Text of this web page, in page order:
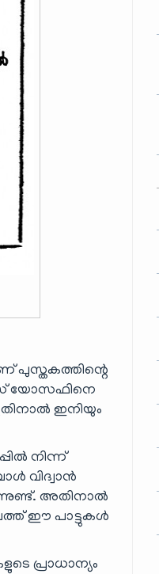
പുസ്തകത്തിന്റെ
യോസഫിനെ
ഇനിയും
നിന്ന്
വിദ്വാൻ
അതിനാൽ
ഈ പാട്ടുകൾ
പ്രാധാന്യം